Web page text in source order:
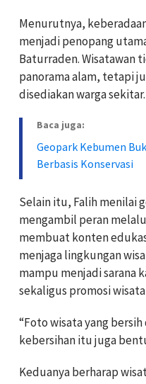
Menurutnya,
menjadi penopang
Baturraden. Wisatawan
panorama alam, tetapi
disediakan warga sekitar.
Baca juga:
Geopark Kebumen
Berbasis Konservasi
Selain itu, Falih menilai
mengambil peran
membuat konten
menjaga lingkungan
mampu menjadi sarana
sekaligus promosi
“Foto wisata yang
kebersihan itu juga
Keduanya berharap